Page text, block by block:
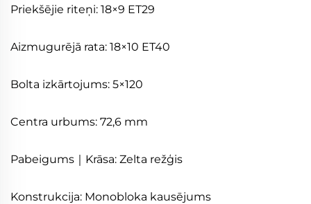
Priekšējie riteņi: 18×9 ET29
Aizmugurējā rata: 18×10 ET40
Bolta izkārtojums: 5×120
Centra urbums: 72,6 mm
Pabeigums｜Krāsa: Zelta režģis
Konstrukcija: Monobloka kausējums